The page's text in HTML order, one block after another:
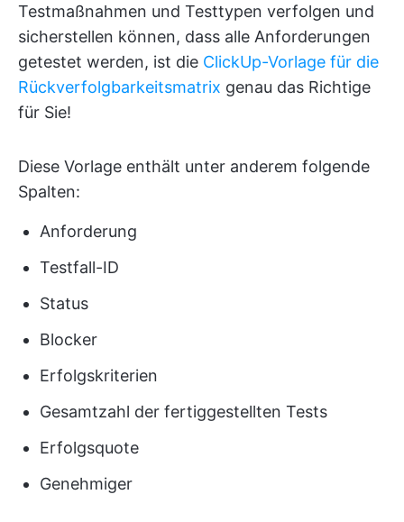
Testmaßnahmen und Testtypen verfolgen und
sicherstellen können, dass alle Anforderungen
getestet werden, ist die ClickUp-Vorlage für die
Rückverfolgbarkeitsmatrix genau das Richtige
für Sie!
Diese Vorlage enthält unter anderem folgende
Spalten:
Anforderung
Testfall-ID
Status
Blocker
Erfolgskriterien
Gesamtzahl der fertiggestellten Tests
Erfolgsquote
Genehmiger